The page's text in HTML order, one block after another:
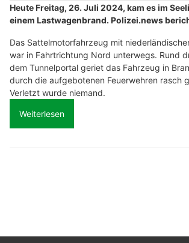
Heute Freitag, 26. Juli 2024, kam es im
einem Lastwagenbrand. Polizei.news
Das Sattelmotorfahrzeug mit
war in Fahrtrichtung Nord unterwegs. Rund
dem Tunnelportal geriet das Fahrzeug in
durch die aufgebotenen Feuerwehren rasch
Verletzt wurde niemand.
Weiterlesen